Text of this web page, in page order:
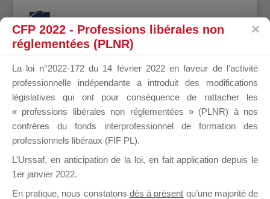
GROBOST
FRANÇOIS
CFP 2022 - Professions libérales non
réglementées (PLNR)
La loi n°2022-172 du 14 février 2022 en faveur de l’activité
professionnelle indépendante a introduit des modifications
législatives qui ont pour conséquence de rattacher les
« professions libérales non réglementées » (PLNR) à nos
confrères du fonds interprofessionnel de formation des
professionnels libéraux (FIF PL).
L’Urssaf, en anticipation de la loi, en fait application depuis le
1er janvier 2022.
En pratique, nous constatons dès à présent qu’une majorité de